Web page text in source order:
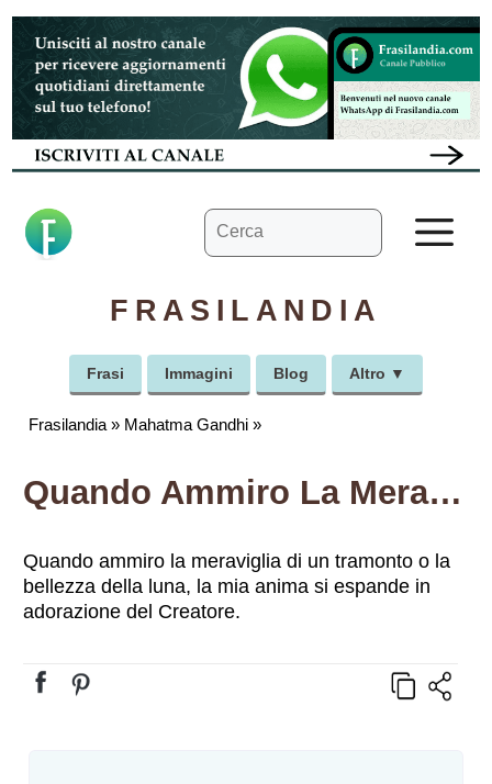
Vai
contenuto
Ricerca
per:
FRASILANDIA
Frasi Immagini Blog Altro ▼
Frasilandia » Mahatma Gandhi »
Quando Ammiro La Meraviglia Di Un Tramonto O La Bellezza Della Luna, La Mia Anima Si Espande In Adorazione Del Creatore.
Quando ammiro la meraviglia di un tramonto o la
bellezza della luna, la mia anima si espande in
adorazione del Creatore.